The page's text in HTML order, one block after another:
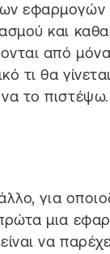
εφαρμογών
και
από
τι θα
το
για
μια
να